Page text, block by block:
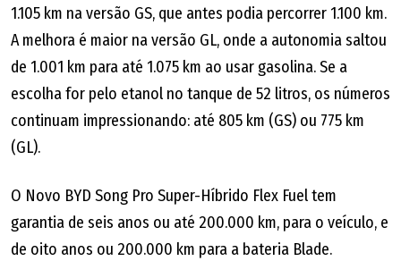
1.105 km na versão GS, que antes podia percorrer 1.100 km.
A melhora é maior na versão GL, onde a autonomia saltou
de 1.001 km para até 1.075 km ao usar gasolina. Se a
escolha for pelo etanol no tanque de 52 litros, os números
continuam impressionando: até 805 km (GS) ou 775 km
(GL).
O Novo BYD Song Pro Super-Híbrido Flex Fuel tem
garantia de seis anos ou até 200.000 km, para o veículo, e
de oito anos ou 200.000 km para a bateria Blade.